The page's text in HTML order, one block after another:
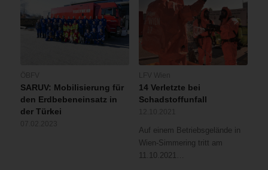
SARUV: Mobilisierung für
den Erdbebeneinsatz in
der Türkei
14 Verletzte bei
Schadstoffunfall
Auf einem Betriebsgelände in
Wien-Simmering tritt am
11.10.2021…